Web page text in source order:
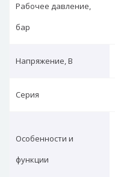
Рабочее давление,
бар
Напряжение, В
Серия
Особенности и
функции